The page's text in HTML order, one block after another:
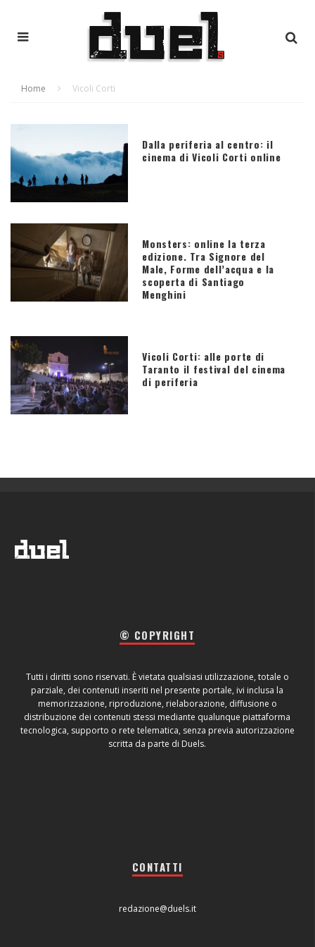
Home Vicoli Corti
Dalla periferia al centro: il
cinema di Vicoli Corti online
Monsters: online la terza
edizione. Tra Signore del
Male, Forme dell’acqua e la
scoperta di Santiago
Menghini
Vicoli Corti: alle porte di
Taranto il festival del cinema
di periferia
© COPYRIGHT
Tutti i diritti sono riservati. È vietata qualsiasi utilizzazione, totale o
parziale, dei contenuti inseriti nel presente portale, ivi inclusa la
memorizzazione, riproduzione, rielaborazione, diffusione o
distribuzione dei contenuti stessi mediante qualunque piattaforma
tecnologica, supporto o rete telematica, senza previa autorizzazione
scritta da parte di Duels.
CONTATTI
redazione@duels.it